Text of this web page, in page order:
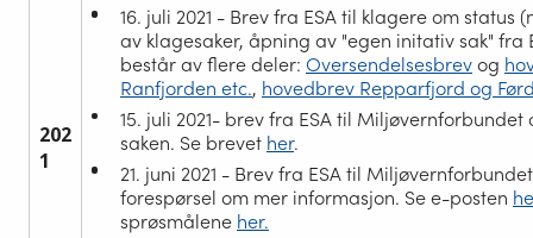
202
1
16. juli 2021 - Brev fra ESA til klagere om status
av klagesaker, åpning av "egen initativ sak" fra
består av flere deler: Oversendelsesbrev og
Ranfjorden etc., hovedbrev Repparfjord og
15. juli 2021- brev fra ESA til Miljøvernforbundet
saken. Se brevet her.
21. juni 2021 - Brev fra ESA til
forespørsel om mer informasjon. Se e-posten
sprøsmålene her.